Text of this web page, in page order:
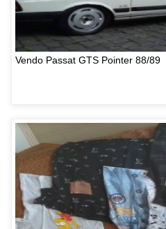
Vendo Passat GTS Pointer 88/89